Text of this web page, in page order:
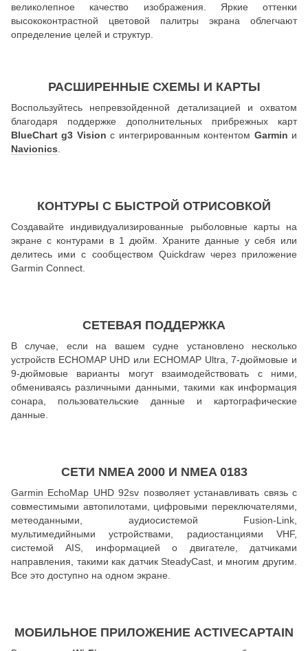
великолепное качество изображения. Яркие оттенки
высококонтрастной цветовой палитры экрана облегчают
определение целей и структур.
РАСШИРЕННЫЕ СХЕМЫ И КАРТЫ
Воспользуйтесь непревзойденной детализацией и охватом
благодаря поддержке дополнительных прибрежных карт
BlueChart g3 Vision с интегрированным контентом Garmin и
Navionics
КОНТУРЫ С БЫСТРОЙ ОТРИСОВКОЙ
Создавайте индивидуализированные рыболовные карты на
экране с контурами в 1 дюйм. Храните данные у себя или
делитесь ими с сообществом Quickdraw через приложение
Garmin Connect.
СЕТЕВАЯ ПОДДЕРЖКА
В случае, если на вашем судне установлено несколько
устройств ECHOMAP UHD или ECHOMAP Ultra, 7-дюймовые и
9-дюймовые варианты могут взаимодействовать с ними,
обмениваясь различными данными, такими как информация
сонара, пользовательские данные и картографические
данные.
СЕТИ NMEA 2000 И NMEA 0183
Garmin EchoMap UHD 92sv позволяет устанавливать связь с
совместимыми автопилотами, цифровыми переключателями,
метеоданными, аудиосистемой Fusion-Link,
мультимедийными устройствами, радиостанциями VHF,
системой AIS, информацией о двигателе, датчиками
направления, такими как датчик SteadyCast, и многим другим.
Все это доступно на одном экране.
МОБИЛЬНОЕ ПРИЛОЖЕНИЕ ACTIVECAPTAIN